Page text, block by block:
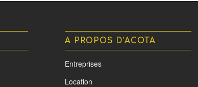
A PROPOS D’ACOTA
Entreprises
Location